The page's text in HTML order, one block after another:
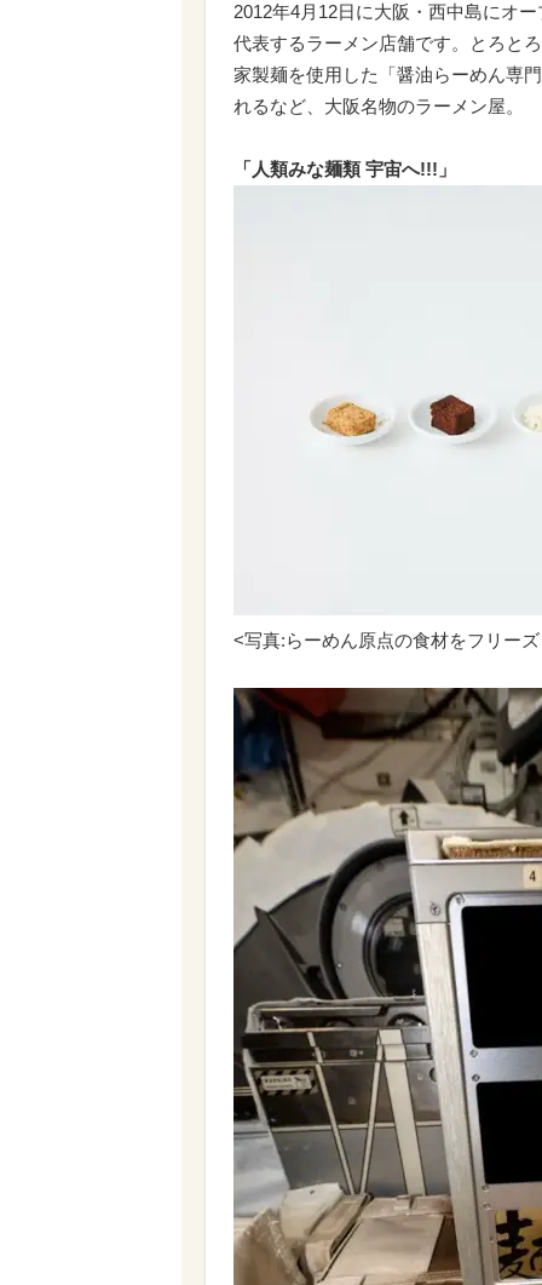
2012年4月12日に大阪・西中島にオ
代表するラーメン店舗です。とろと
家製麺を使用した「醤油らーめん専
れるなど、大阪名物のラーメン屋。
「人類みな麺類 宇宙へ!!!」
<写真:らーめん原点の食材をフリー